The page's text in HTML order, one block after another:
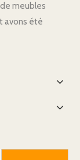
meubles
avons été